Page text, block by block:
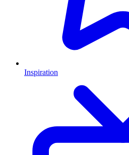
Inspiration